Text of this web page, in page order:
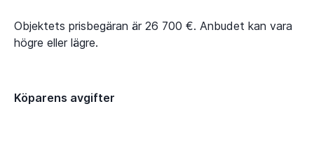
Objektets prisbegäran är 26 700 €. Anbudet kan vara
högre eller lägre.
Köparens avgifter